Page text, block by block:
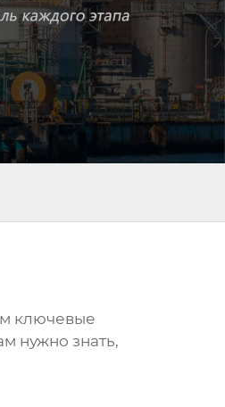
ключевые
нужно знать,